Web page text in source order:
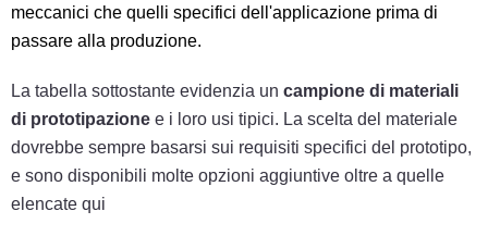
meccanici che quelli specifici dell'applicazione prima di
passare alla produzione.
La tabella sottostante evidenzia un campione di materiali
di prototipazione e i loro usi tipici. La scelta del materiale
dovrebbe sempre basarsi sui requisiti specifici del prototipo,
e sono disponibili molte opzioni aggiuntive oltre a quelle
elencate qui